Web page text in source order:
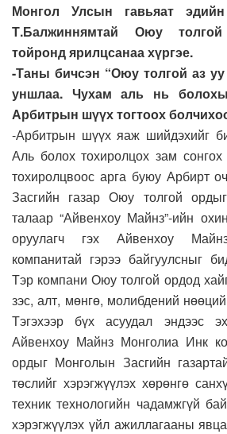
Монгол Улсын гавьяат эдийн
Т.Балжиннямтай Оюу
тойронд ярилцсанаа хүргэе.
-Таны бичсэн “Оюу толгой аз
уншлаа. Чухам аль нь
Арбитрын шүүх тогтоох
-Арбитрын шүүх яаж шийдэхийг
Аль болох тохиролцох зам
тохиролцвоос арга буюу Арбирт
Засгийн газар Оюу толгой
талаар “Айвенхоу Майнз”-ийн
оруулагч гэх Айвенхоу
компанитай гэрээ байгуулсныг
Тэр компани Оюу толгой ордод
зэс, алт, мөнгө, молибдений
Тэгэхээр бүх асуудал эндээс
Айвенхоу Майнз Монголиа Инк
ордыг Монголын Засгийн
төслийг хэрэгжүүлэх хөрөнгө
техник технологийн чадамжгүй
хэрэгжүүлэх үйл ажиллагааны